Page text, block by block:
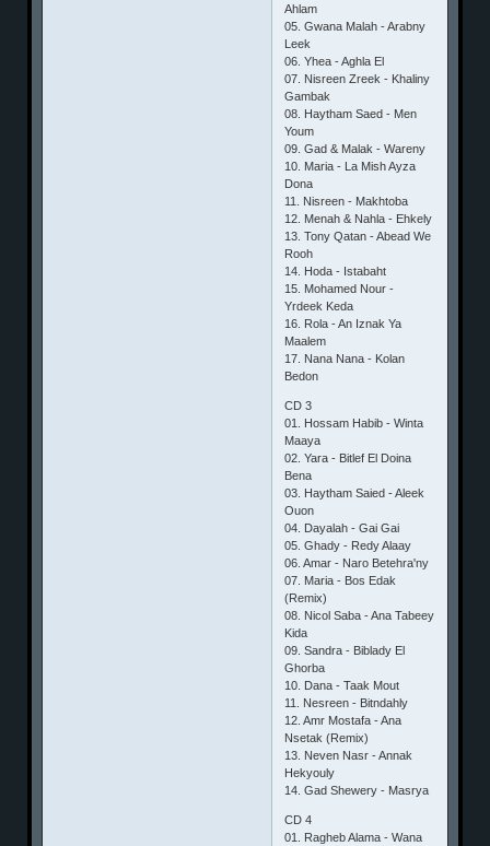
Ahlam
05. Gwana Malah - Arabny
Leek
06. Yhea - Aghla El
07. Nisreen Zreek - Khaliny
Gambak
08. Haytham Saed - Men
Youm
09. Gad & Malak - Wareny
10. Maria - La Mish Ayza
Dona
11. Nisreen - Makhtoba
12. Menah & Nahla - Ehkely
13. Tony Qatan - Abead We
Rooh
14. Hoda - Istabaht
15. Mohamed Nour -
Yrdeek Keda
16. Rola - An Iznak Ya
Maalem
17. Nana Nana - Kolan
Bedon
CD 3
01. Hossam Habib - Winta
Maaya
02. Yara - Bitlef El Doina
Bena
03. Haytham Saied - Aleek
Ouon
04. Dayalah - Gai Gai
05. Ghady - Redy Alaay
06. Amar - Naro Betehra'ny
07. Maria - Bos Edak
(Remix)
08. Nicol Saba - Ana Tabeey
Kida
09. Sandra - Biblady El
Ghorba
10. Dana - Taak Mout
11. Nesreen - Bitndahly
12. Amr Mostafa - Ana
Nsetak (Remix)
13. Neven Nasr - Annak
Hekyouly
14. Gad Shewery - Masrya
CD 4
01. Ragheb Alama - Wana